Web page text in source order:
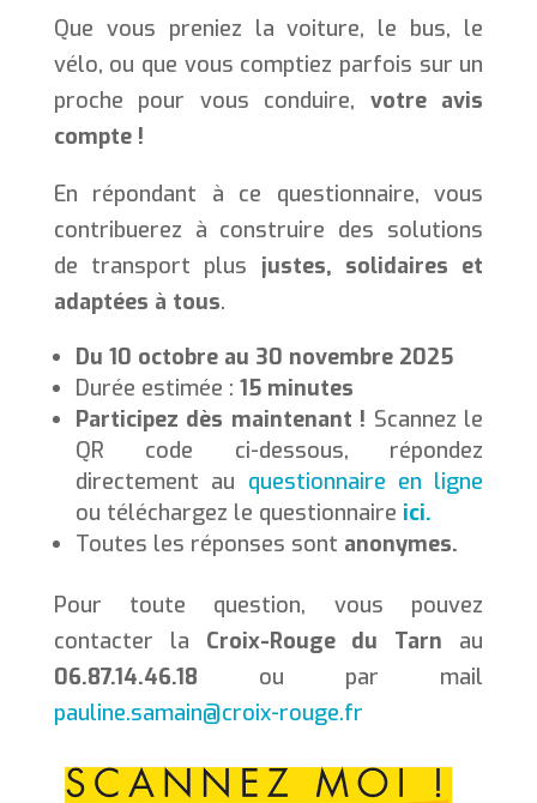
Que vous preniez la voiture, le bus, le
vélo, ou que vous comptiez parfois sur un
proche pour vous conduire, votre avis
compte !
En répondant à ce questionnaire, vous
contribuerez à construire des solutions
de transport plus justes, solidaires et
adaptées à tous.
Du 10 octobre au 30 novembre 2025
Durée estimée : 15 minutes
Participez dès maintenant ! Scannez le
QR code ci-dessous, répondez
directement au questionnaire en ligne
ou téléchargez le questionnaire ici.
Toutes les réponses sont anonymes.
Pour toute question, vous pouvez
contacter la Croix-Rouge du Tarn au
06.87.14.46.18 ou par mail
pauline.samain@croix-rouge.fr